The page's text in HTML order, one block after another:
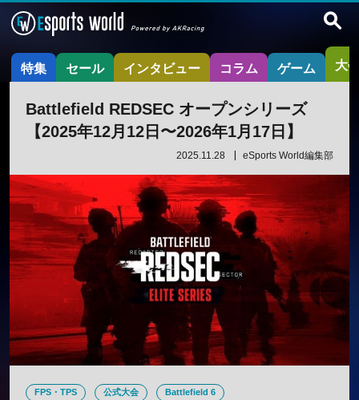
特集 セール インタビュー コラム ゲーム 大
Battlefield REDSEC オープンシリーズ
【2025年12月12日〜2026年1月17日】
2025.11.28 eSports World編集部
FPS・TPS 公式大会 Battlefield 6